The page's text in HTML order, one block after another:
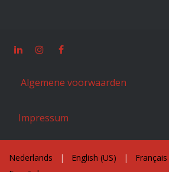
Algemene voorwaarden
Impressum
Nederlands | English (US) | Français